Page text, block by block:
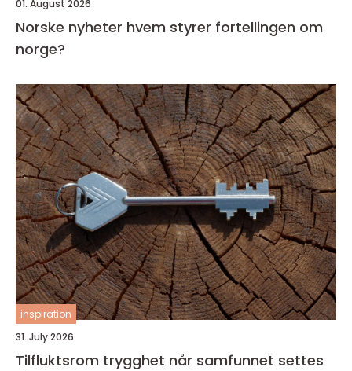
01. August 2026
Norske nyheter hvem styrer fortellingen om
norge?
inspiration
31. July 2026
Tilfluktsrom trygghet når samfunnet settes